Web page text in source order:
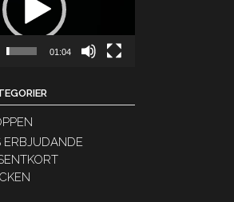
01:04
ERBJUDANDE